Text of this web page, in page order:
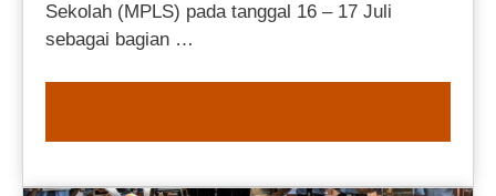
Sekolah (MPLS) pada tanggal 16 – 17 Juli
sebagai bagian …